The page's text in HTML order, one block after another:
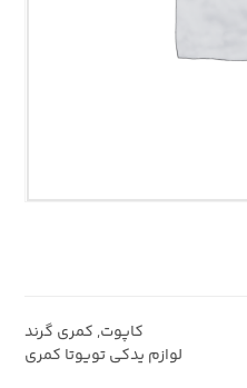
کاپوت, کمری گرند
لوازم یدکی تویوتا کمری